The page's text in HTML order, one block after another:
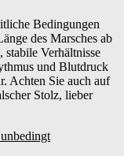
Bedingungen
des Marsches ab
stabile Verhältnisse
und Blutdruck
Achten Sie auch auf
Stolz, lieber